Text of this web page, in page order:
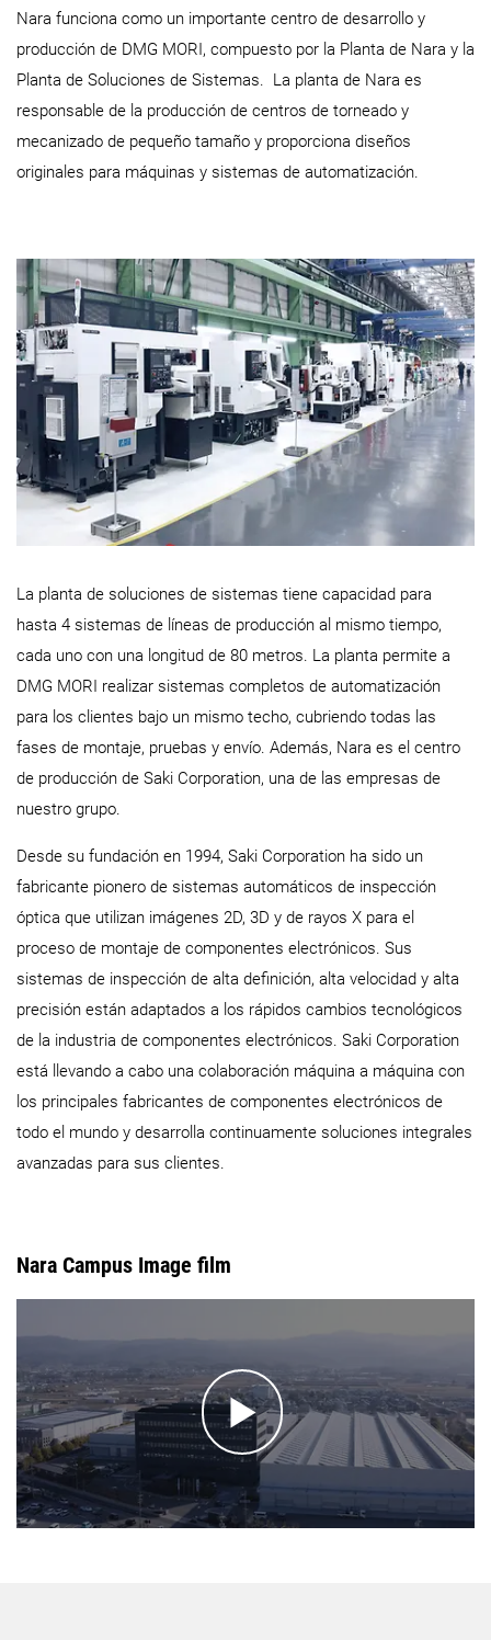
Nara funciona como un importante centro de desarrollo y
producción de DMG MORI, compuesto por la Planta de Nara y la
Planta de Soluciones de Sistemas. La planta de Nara es
responsable de la producción de centros de torneado y
mecanizado de pequeño tamaño y proporciona diseños
originales para máquinas y sistemas de automatización.
La planta de soluciones de sistemas tiene capacidad para
hasta 4 sistemas de líneas de producción al mismo tiempo,
cada uno con una longitud de 80 metros. La planta permite a
DMG MORI realizar sistemas completos de automatización
para los clientes bajo un mismo techo, cubriendo todas las
fases de montaje, pruebas y envío. Además, Nara es el centro
de producción de Saki Corporation, una de las empresas de
nuestro grupo.
Desde su fundación en 1994, Saki Corporation ha sido un
fabricante pionero de sistemas automáticos de inspección
óptica que utilizan imágenes 2D, 3D y de rayos X para el
proceso de montaje de componentes electrónicos. Sus
sistemas de inspección de alta definición, alta velocidad y alta
precisión están adaptados a los rápidos cambios tecnológicos
de la industria de componentes electrónicos. Saki Corporation
está llevando a cabo una colaboración máquina a máquina con
los principales fabricantes de componentes electrónicos de
todo el mundo y desarrolla continuamente soluciones integrales
avanzadas para sus clientes.
Nara Campus Image film